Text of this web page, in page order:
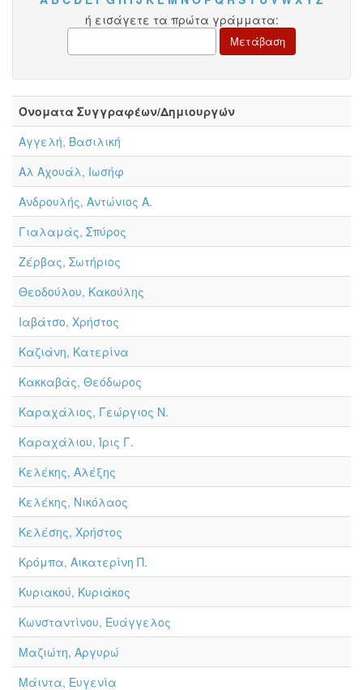
ή εισάγετε τα πρώτα γράμματα:
Όνοματα Συγγραφέων/Δημιουργών
Αγγελή, Βασιλική
Αλ Αχουάλ, Ιωσήφ
Ανδρουλής, Αντώνιος Α.
Γιαλαμάς, Σπύρος
Ζέρβας, Σωτήριος
Θεοδούλου, Κακούλης
Ιαβάτσο, Χρήστος
Καζιάνη, Κατερίνα
Κακκαβάς, Θεόδωρος
Καραχάλιος, Γεώργιος Ν.
Καραχάλιου, Ίρις Γ.
Κελέκης, Αλέξης
Κελέκης, Νικόλαος
Κελέσης, Χρήστος
Κρόμπα, Αικατερίνη Π.
Κυριακού, Κυριάκος
Κωνσταντίνου, Ευάγγελος
Μαζιώτη, Αργυρώ
Μάιντα, Ευγενία